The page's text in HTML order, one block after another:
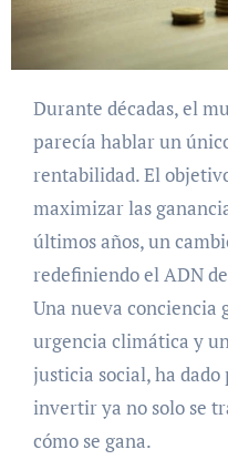
Durante décadas, el mundo de las inversiones
parecía hablar un
rentabilidad. El
maximizar las
últimos años, un
redefiniendo el ADN
Una nueva conciencia
urgencia climática y
justicia social, ha
invertir ya no solo se
cómo se gana.